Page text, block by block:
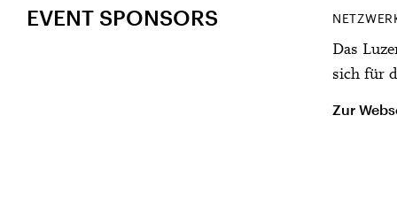
EVENT SPONSORS
Das
sich für
Zur